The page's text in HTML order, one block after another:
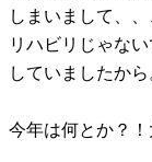
しまいまして、
リハビリじゃな
していましたから
今年は何とか？！